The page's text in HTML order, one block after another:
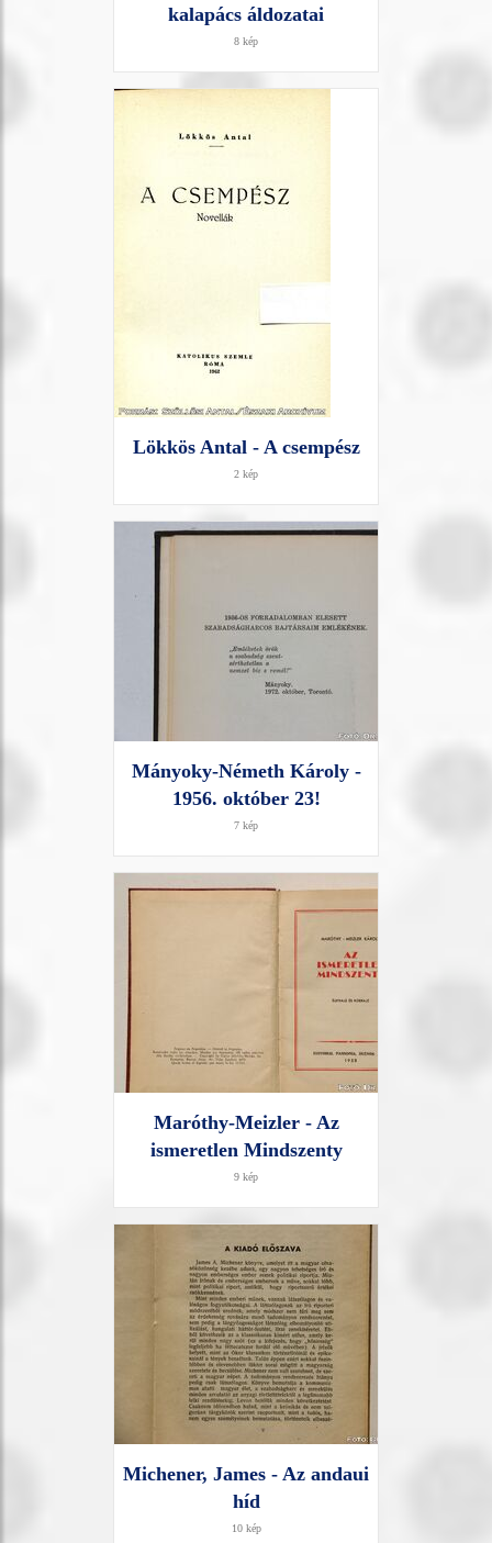
kalapács áldozatai
8 kép
Lökkös Antal - A csempész
2 kép
Mányoky-Németh Károly -
1956. október 23!
7 kép
Maróthy-Meizler - Az
ismeretlen Mindszenty
9 kép
Michener, James - Az andaui
híd
10 kép